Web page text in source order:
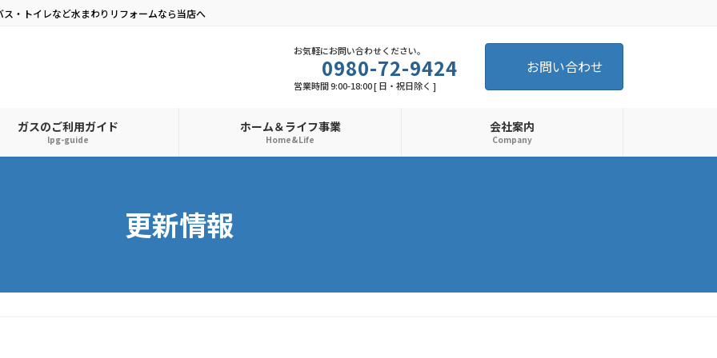
・トイレなど水まわりリフォームなら当店へ
お気軽にお問い合わせください。
0980-72-9424
営業時間 9:00-18:00 [ 日・祝日除く ]
お問い合わせ
ガスのご利用ガイド
lpg-guide
ホーム＆ライフ事業
Home&Life
会社案内
Company
更新情報